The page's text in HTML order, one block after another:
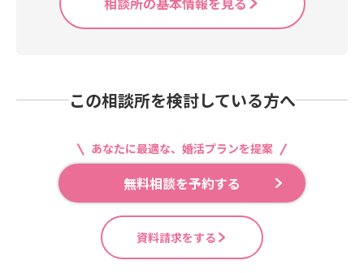
この相談所を検討している方へ
あなたに最適な、婚活プランを提案
無料相談を予約する
資料請求をする